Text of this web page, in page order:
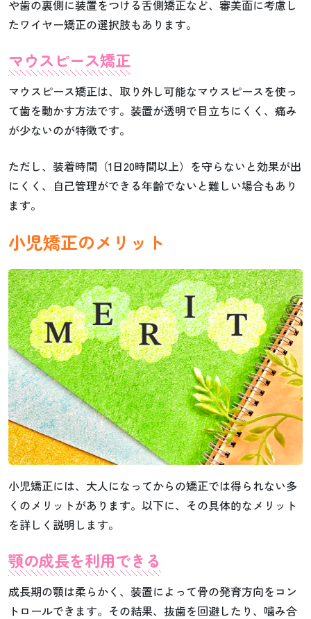
や歯の裏側に装置をつける舌側矯正など、審美面に考慮し
たワイヤー矯正の選択肢もあります。
マウスピース矯正
マウスピース矯正は、取り外し可能なマウスピースを使っ
て歯を動かす方法です。装置が透明で目立ちにくく、痛み
が少ないのが特徴です。
ただし、装着時間（1日20時間以上）を守らないと効果が出
にくく、自己管理ができる年齢でないと難しい場合もあり
ます。
小児矯正のメリット
小児矯正には、大人になってからの矯正では得られない多
くのメリットがあります。以下に、その具体的なメリット
を詳しく説明します。
顎の成長を利用できる
成長期の顎は柔らかく、装置によって骨の発育方向をコン
トロールできます。その結果、抜歯を回避したり、噛み合